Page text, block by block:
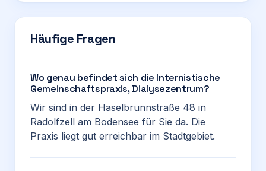
Häufige Fragen
Wo genau befindet sich die Internistische
Gemeinschaftspraxis, Dialysezentrum?
Wir sind in der Haselbrunnstraße 48 in
Radolfzell am Bodensee für Sie da. Die
Praxis liegt gut erreichbar im Stadtgebiet.